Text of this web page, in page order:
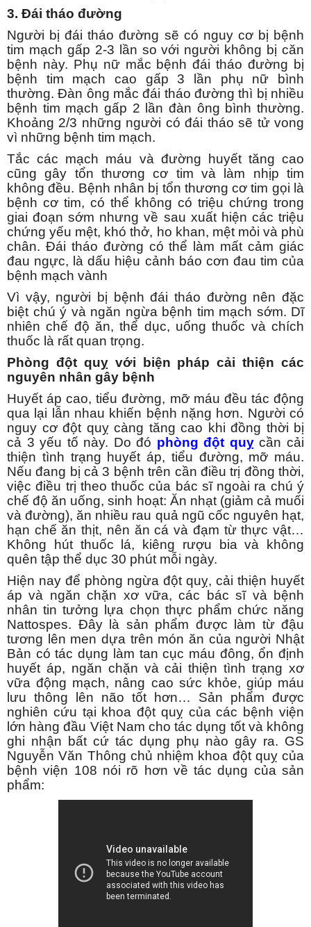
3. Đái tháo đường
Người bị đái tháo đường sẽ có nguy cơ bị bệnh
tim mạch gấp 2-3 lần so với người không bị căn
bệnh này. Phụ nữ mắc bệnh đái tháo đường bị
bệnh tim mạch cao gấp 3 lần phụ nữ bình
thường. Đàn ông mắc đái tháo đường thì bị nhiều
bệnh tim mạch gấp 2 lần đàn ông bình thường.
Khoảng 2/3 những người có đái tháo sẽ tử vong
vì những bệnh tim mạch.
Tắc các mạch máu và đường huyết tăng cao
cũng gây tổn thương cơ tim và làm nhịp tim
không đều. Bệnh nhân bị tổn thương cơ tim gọi là
bệnh cơ tim, có thể không có triệu chứng trong
giai đoạn sớm nhưng về sau xuất hiện các triệu
chứng yếu mệt, khó thở, ho khan, mệt mỏi và phù
chân. Đái tháo đường có thể làm mất cảm giác
đau ngực, là dấu hiệu cảnh báo cơn đau tim của
bệnh mạch vành
Vì vậy, người bị bệnh đái tháo đường nên đặc
biệt chú ý và ngăn ngừa bệnh tim mạch sớm. Dĩ
nhiên chế độ ăn, thể dục, uống thuốc và chích
thuốc là rất quan trọng.
Phòng đột quỵ với biện pháp cải thiện các
nguyên nhân gây bệnh
Huyết áp cao, tiểu đường, mỡ máu đều tác động
qua lại lẫn nhau khiến bệnh nặng hơn. Người có
nguy cơ đột quỵ càng tăng cao khi đồng thời bị
cả 3 yếu tố này. Do đó phòng đột quỵcần cải
thiện tình trạng huyết áp, tiểu đường, mỡ máu.
Nếu đang bị cả 3 bệnh trên cần điều trị đồng thời,
việc điều trị theo thuốc của bác sĩ ngoài ra chú ý
chế độ ăn uống, sinh hoạt: Ăn nhạt (giảm cả muối
và đường), ăn nhiều rau quả ngũ cốc nguyên hạt,
hạn chế ăn thịt, nên ăn cá và đạm từ thực vật…
Không hút thuốc lá, kiêng rượu bia và không
quên tập thể dục 30 phút mỗi ngày.
Hiện nay để phòng ngừa đột quỵ, cải thiện huyết
áp và ngăn chặn xơ vữa, các bác sĩ và bệnh
nhân tin tưởng lựa chọn thực phẩm chức năng
Nattospes. Đây là sản phẩm được làm từ đậu
tương lên men dựa trên món ăn của người Nhật
Bản có tác dụng làm tan cục máu đông, ổn định
huyết áp, ngăn chặn và cải thiện tình trạng xơ
vữa động mạch, nâng cao sức khỏe, giúp máu
lưu thông lên não tốt hơn… Sản phẩm được
nghiên cứu tại khoa đột quỵ của các bệnh viện
lớn hàng đầu Việt Nam cho tác dụng tốt và không
ghi nhận bất cứ tác dụng phụ nào gây ra. GS
Nguyễn Văn Thông chủ nhiệm khoa đột quỵ của
bệnh viện 108 nói rõ hơn về tác dụng của sản
phẩm: